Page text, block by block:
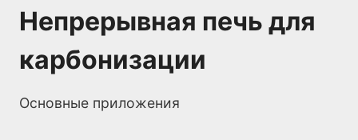
Непрерывная печь для
карбонизации
Основные приложения